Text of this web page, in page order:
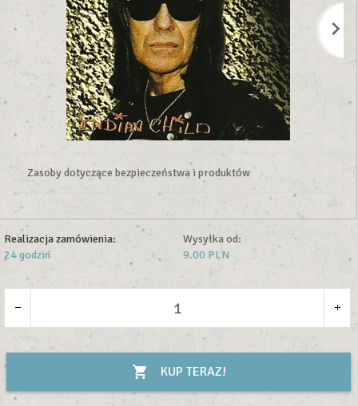
Zasoby dotyczące bezpieczeństwa i produktów
Realizacja zamówienia:
24 godzin
Wysyłka od:
9.00 PLN
KUP TERAZ!